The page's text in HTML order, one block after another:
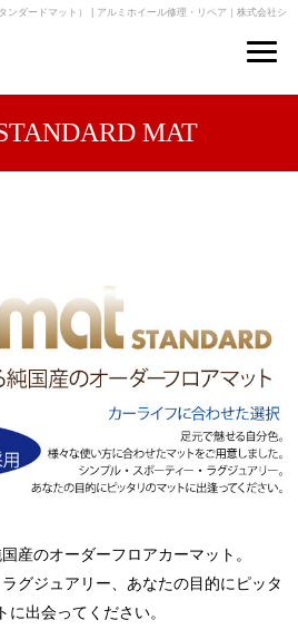
ダードマット） | アルミホイール修理・リペア｜株式会社シ
MAT
産のオーダーフロアカーマット。
グジュアリー、あなたの目的にピッタ
に出会ってください。